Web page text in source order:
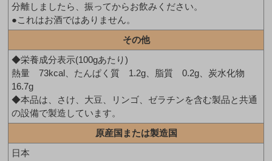
分離しましたら、振ってからお飲みください。
●これはお酒ではありません。
その他
◆栄養成分表示(100gあたり)
熱量 73kcal、たんぱく質 1.2g、脂質 0.2g、炭水化物
16.7g
◆本品は、さけ、大豆、リンゴ、ゼラチンを含む製品と共通
の設備で製造しています。
原産国または製造国
日本